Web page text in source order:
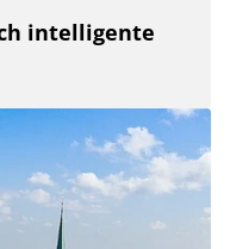
intelligente